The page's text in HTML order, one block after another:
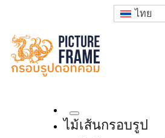
ไทย
ไม้เส้นกรอบรูป